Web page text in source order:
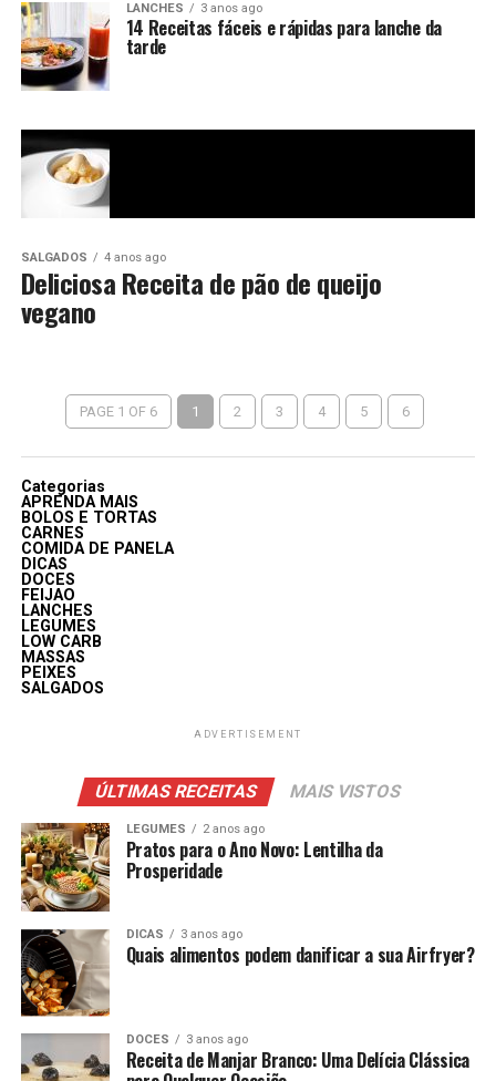
LANCHES 3 anos ago
14 Receitas fáceis e rápidas para lanche da
tarde
SALGADOS 4 anos ago
Deliciosa Receita de pão de queijo
vegano
PAGE 1 OF 6 1 2 3 4 5 6
Categorias
APRENDA MAIS
BOLOS E TORTAS
CARNES
COMIDA DE PANELA
DICAS
DOCES
FEIJAO
LANCHES
LEGUMES
LOW CARB
MASSAS
PEIXES
SALGADOS
ADVERTISEMENT
ÚLTIMAS RECEITAS MAIS VISTOS
LEGUMES 2 anos ago
Pratos para o Ano Novo: Lentilha da
Prosperidade
DICAS 3 anos ago
Quais alimentos podem danificar a sua Airfryer?
DOCES 3 anos ago
Receita de Manjar Branco: Uma Delícia Clássica